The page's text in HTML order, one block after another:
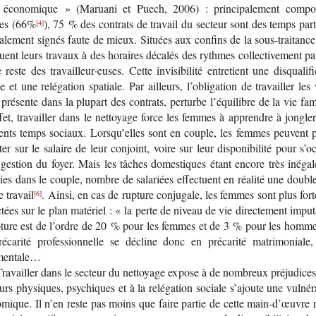
éco­no­mique » (Maruani et Puech, 2006) : prin­ci­pa­le­ment
(66%[4]), 75 % des contrats de tra­vail du sec­teur sont des temps
signés faute de mieux. Situées aux confins de la sous-​
leurs tra­vaux à des horaires déca­lés des rythmes col­lec­ti­ve­ment
reste des tra­vailleur·euses. Cette invi­si­bi­lité entre­tient une
et une relé­ga­tion spa­tiale. Par ailleurs, l’obli­ga­tion de tra­vailler les
dans la plu­part des contrats, per­turbe l’équi­libre de la vie
tra­vailler dans le net­toyage force les femmes à apprendre à
temps sociaux. Lors­qu’elles sont en couple, les femmes peuvent
sur le salaire de leur conjoint, voire sur leur dis­po­ni­bi­lité pour
du foyer. Mais les tâches domes­tiques étant encore très
dans le couple, nombre de sala­riées effec­tuent en réa­lité une
travail[6]. Ainsi, en cas de rup­ture conju­gale, les femmes sont plus
sur le plan maté­riel : « la perte de niveau de vie direc­te­ment
est de l’ordre de 20 % pour les femmes et de 3 % pour les
pro­fes­sion­nelle se décline donc en pré­ca­rité
dans le sec­teur du net­toyage expose à de nom­breux
phy­siques, psy­chiques et à la relé­ga­tion sociale s’ajoute une
Il n’en reste pas moins que faire par­tie de cette main-​d’œuvre